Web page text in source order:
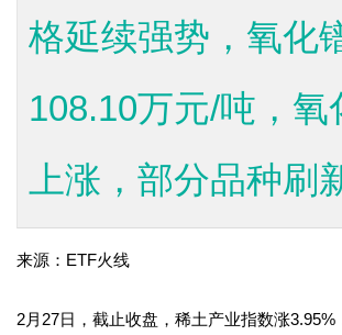
格延续强势，氧化
108.10万元/吨，
上涨，部分品种刷
来源：ETF火线
2月27日，截止收盘，稀土产业指数涨